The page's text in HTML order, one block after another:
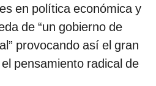
en política económica y
de “un gobierno de
provocando así el gran
pensamiento radical de